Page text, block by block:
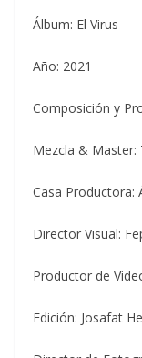
Álbum: El Virus
Año: 2021
Composición y
Mezcla & Master:
Casa Productora:
Director Visual:
Productor de
Edición: Josafat